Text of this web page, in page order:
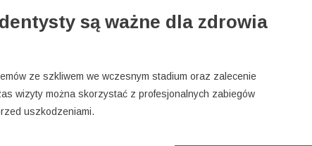
są ważne dla zdrowia
ze szkliwem we wczesnym stadium oraz zalecenie
wizyty można skorzystać z profesjonalnych zabiegów
uszkodzeniami.